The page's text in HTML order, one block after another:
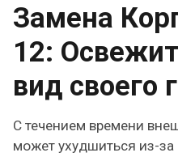
Замена
12:
вид своего
С течением времени
может ухудшиться из-